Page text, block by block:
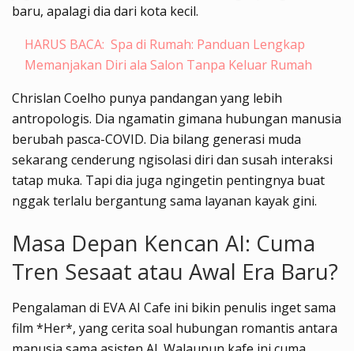
baru, apalagi dia dari kota kecil.
HARUS BACA: Spa di Rumah: Panduan Lengkap
Memanjakan Diri ala Salon Tanpa Keluar Rumah
Chrislan Coelho punya pandangan yang lebih
antropologis. Dia ngamatin gimana hubungan manusia
berubah pasca-COVID. Dia bilang generasi muda
sekarang cenderung ngisolasi diri dan susah interaksi
tatap muka. Tapi dia juga ngingetin pentingnya buat
nggak terlalu bergantung sama layanan kayak gini.
Masa Depan Kencan AI: Cuma
Tren Sesaat atau Awal Era Baru?
Pengalaman di EVA AI Cafe ini bikin penulis inget sama
film *Her*, yang cerita soal hubungan romantis antara